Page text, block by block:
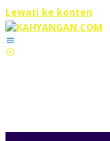
Lewati ke konten